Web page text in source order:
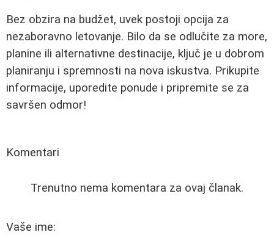
Bez obzira na budžet, uvek postoji opcija za
nezaboravno letovanje. Bilo da se odlučite za more,
planine ili alternativne destinacije, ključ je u dobrom
planiranju i spremnosti na nova iskustva. Prikupite
informacije, uporedite ponude i pripremite se za
savršen odmor!
Komentari
Trenutno nema komentara za ovaj članak.
Vaše ime: